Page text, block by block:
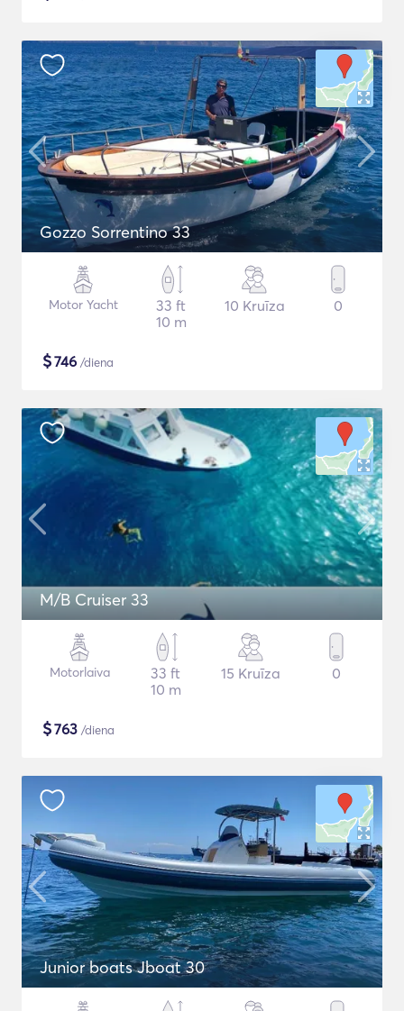
Gozzo Sorrentino 33
Motor Yacht
33 ft
10 m
10 Kruīza 0
$746 /diena
M/B Cruiser 33
Motorlaiva
33 ft
10 m
15 Kruīza 0
$763 /diena
Junior boats Jboat 30